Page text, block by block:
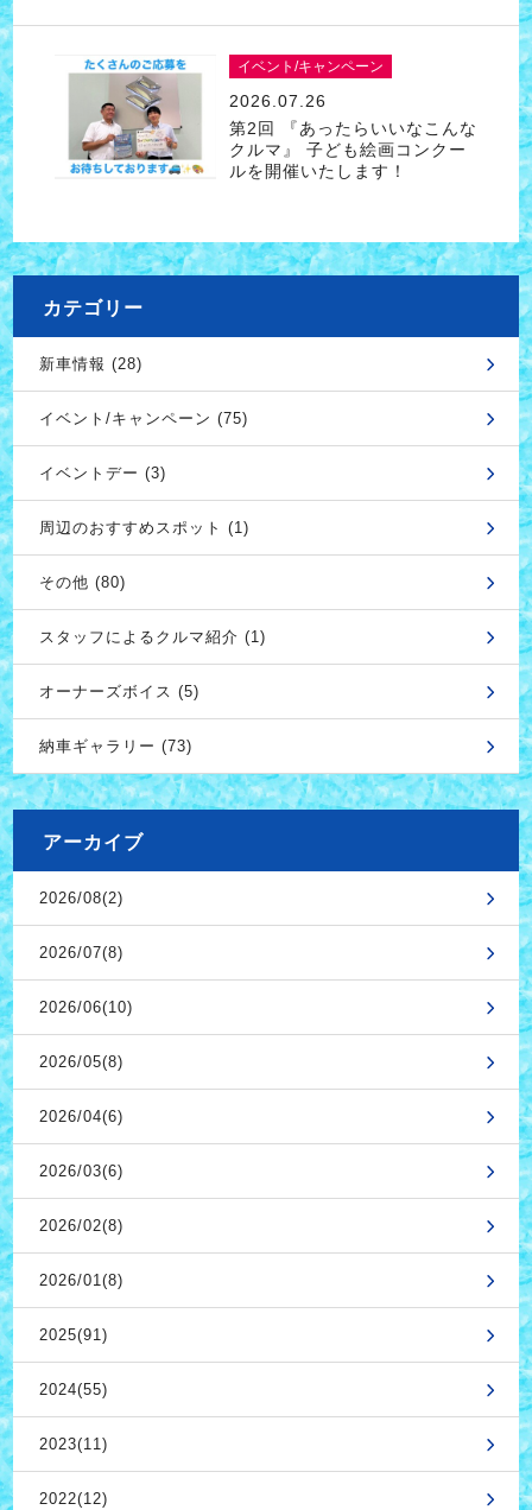
イベント/キャンペーン
2026.07.26
第2回 『あったらいいなこんな
クルマ』 子ども絵画コンクー
ルを開催いたします！
カテゴリー
新車情報 (28)
イベント/キャンペーン (75)
イベントデー (3)
周辺のおすすめスポット (1)
その他 (80)
スタッフによるクルマ紹介 (1)
オーナーズボイス (5)
納車ギャラリー (73)
アーカイブ
2026/08(2)
2026/07(8)
2026/06(10)
2026/05(8)
2026/04(6)
2026/03(6)
2026/02(8)
2026/01(8)
2025(91)
2024(55)
2023(11)
2022(12)